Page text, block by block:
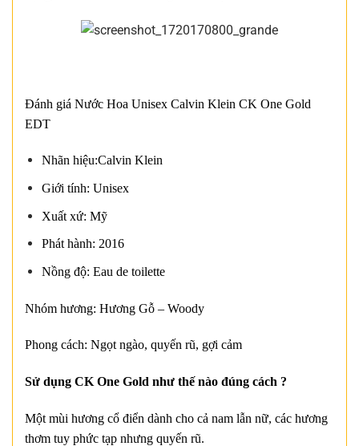
Đánh giá Nước Hoa Unisex Calvin Klein CK One Gold
EDT
Nhãn hiệu:Calvin Klein
Giới tính: Unisex
Xuất xứ: Mỹ
Phát hành: 2016
Nồng độ: Eau de toilette
Nhóm hương: Hương Gỗ – Woody
Phong cách: Ngọt ngào, quyến rũ, gợi cảm
Sử dụng CK One Gold như thế nào đúng cách ?
Một mùi hương cổ điển dành cho cả nam lẫn nữ, các hương
thơm tuy phức tạp nhưng quyến rũ.